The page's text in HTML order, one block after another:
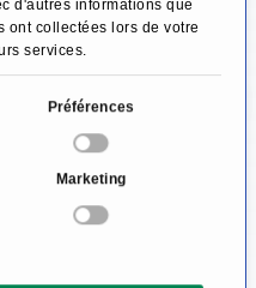
d'autres informations que
ont collectées lors de votre
services.
Préférences
Marketing
une inflammation
la colonne
sacro-iliaques.
sont également
grosses